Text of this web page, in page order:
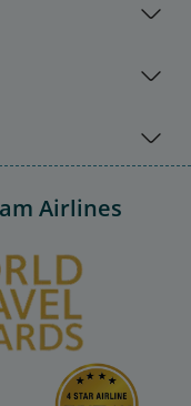
Airlines